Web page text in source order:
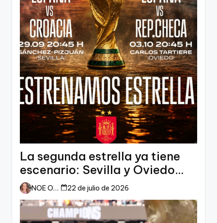
La segunda estrella ya tiene
escenario: Sevilla y Oviedo
esperan a España
NOE ORTIZ 22 de julio de 2026